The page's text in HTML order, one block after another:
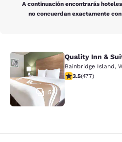
A continuación encontrarás
no concuerdan exactamente
Quality Inn &
53
Quality Inn &
Bainbridge Island,
Calificación de 3.54
3.5(477)